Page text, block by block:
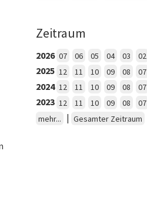
Zeitraum
2026 07 06 05 04 03 02
2025 12 11 10 09 08 07
2024 12 11 10 09 08 07
2023 12 11 10 09 08 07
mehr...
| Gesamter Zeitraum